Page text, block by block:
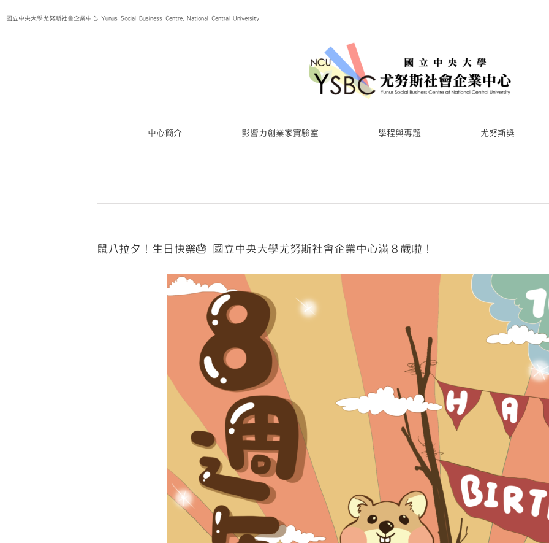
to國立中央大學尤努斯社會企業中心 Yunus Social Business Centre, National Central University
中心簡介 影響力創業家實驗室 學程與專題 尤努斯獎
鼠八拉夕！生日快樂🎂 國立中央大學尤努斯社會企業中心滿８歲啦！